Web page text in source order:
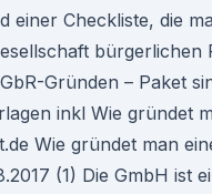
einer Checkliste, die
bürgerlichen
Gründen – Paket
inkl Wie gründet
Wie gründet man
(1) Die GmbH ist